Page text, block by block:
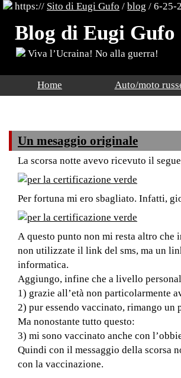
https:// Sito di Eugi Gufo / blog / 6-25-
Blog di Eugi Gufo
Viva l’Ucraina! No alla guerra!
Home Auto/moto
Un mesaggio originale
La scorsa notte avevo ricevuto il
Per fortuna mi ero sbagliato. Infatti,
A questo punto non mi resta altro che
non utilizzate il link del sms, ma un
informatica.
Aggiungo, infine che a livello
1) grazie all’età non particolarmente
2) pur essendo vaccinato, rimango
Ma nonostante tutto questo:
3) mi sono vaccinato anche con
Quindi con il messaggio della scorsa
con la vaccinazione.